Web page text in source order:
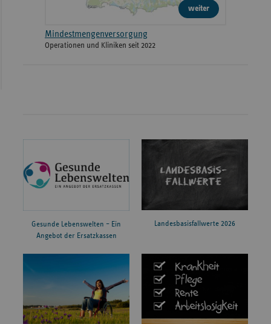
weiter
Mindestmengenversorgung
Operationen und Kliniken seit 2022
Gesunde Lebenswelten – Ein
Angebot der Ersatzkassen
Landesbasisfallwerte 2026